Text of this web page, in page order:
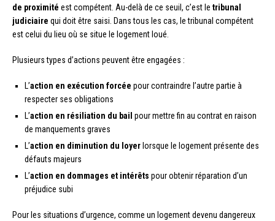
de proximité est compétent. Au-delà de ce seuil, c’est le tribunal
judiciaire qui doit être saisi. Dans tous les cas, le tribunal compétent
est celui du lieu où se situe le logement loué.
Plusieurs types d’actions peuvent être engagées :
L’action en exécution forcée pour contraindre l’autre partie à
respecter ses obligations
L’action en résiliation du bail pour mettre fin au contrat en raison
de manquements graves
L’action en diminution du loyer lorsque le logement présente des
défauts majeurs
L’action en dommages et intérêts pour obtenir réparation d’un
préjudice subi
Pour les situations d’urgence, comme un logement devenu dangereux